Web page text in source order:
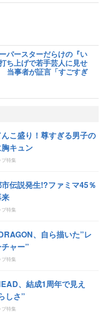
パースターだらけの『い
ち上げで若手芸人に見せ
当事者が証言「すごすぎ
こ盛り！尊すぎる男子の
キュン
プ特集
伝説発生!?ファミマ45％
プ特集
、自ら描いた”レ
ャー”
プ特集
、結成1周年で見え
しさ”
プ特集